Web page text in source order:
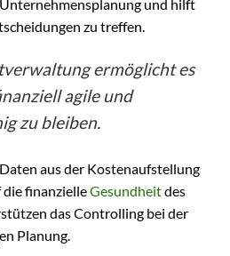
und hilft
zu treffen.
ermöglicht es
agile und
zu bleiben.
aus der Kostenaufstellung
die finanzielleGesundheitdes
das Controlling bei der
Planung.